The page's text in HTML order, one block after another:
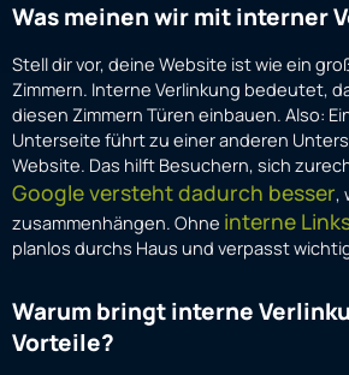
Was meinen wir mit interner
Stell dir vor, deine Website ist wie ein
Zimmern. Interne Verlinkung bedeutet,
diesen Zimmern Türen einbauen. Also:
Unterseite führt zu einer anderen
Website. Das hilft Besuchern, sich
Google versteht dadurch besser,
zusammenhängen. Ohne interne
planlos durchs Haus und verpasst
Warum bringt interne
Vorteile?